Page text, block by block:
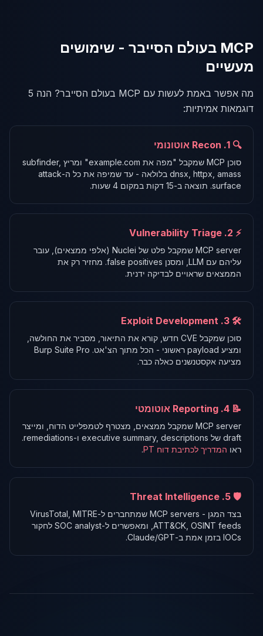
MCP בעולם הסייבר - שימושים
מעשיים
מה אפשר באמת לעשות עם MCP בעולם הסייבר? הנה 5
דוגמאות אמיתיות:
🔍 1. Recon אוטונומי
סוכן MCP שמקבל "מפה את example.com" ומריץ subfinder,
dnsx, httpx, amass בלולאה - עד שמיפה את כל ה-attack
surface. תוצאה ב-15 דקות במקום 4 שעות.
⚡ 2. Vulnerability Triage
MCP server שמקבל פלט של Nuclei (אלפי ממצאים), עובר
עליהם עם LLM, ומסנן false positives. מחזיר רק את
הממצאים שראויים לבדיקה ידנית.
🛠️ 3. Exploit Development
סוכן שמקבל CVE חדש, קורא את התיאור, מסביר את החולשה,
ומציע payload ראשוני - הכל מתוך הצ'אט. Burp Suite Pro
מציעה אקסטנשנים כאלה כבר.
📝 4. Reporting אוטומטי
MCP server שמקבל ממצאים, מצטרף לטמפלייט הדוח, ומייצר
draft של executive summary, descriptions ו-remediations.
ראו המדריך לכתיבת דוח PT .
🛡️ 5. Threat Intelligence
בצד המגן - MCP servers שמתחברים ל-VirusTotal, MITRE
ATT&CK, OSINT feeds, ומאפשרים ל-SOC analyst לחקור
IOCs בזמן אמת ב-Claude/GPT.